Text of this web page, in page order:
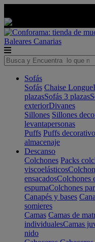
Baleares Canarias
Sofás
Sofás Chaise Longue
plazasSofás 3 plazas
exteriorDivanes
Sillones Sillones
levantapersonas
Puffs Puffs
almacenaje
Descanso
Colchones Packs
viscoelásticos
ensacadosColchones
espumaColchones
Canapés y bases
somieres
Camas Camas de
individualesCamas
nido